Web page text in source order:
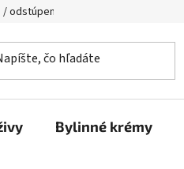
odstúpenie od zmluvy
Bylinné krémy